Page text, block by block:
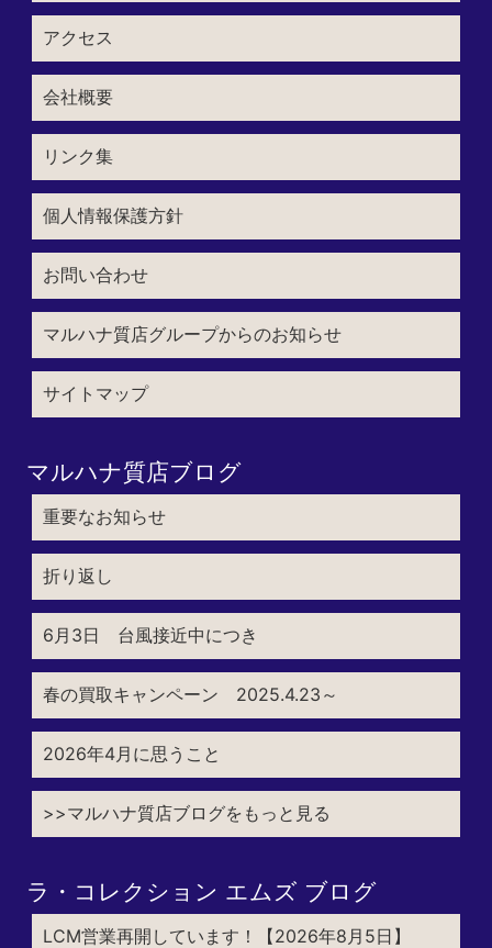
アクセス
会社概要
リンク集
個人情報保護方針
お問い合わせ
マルハナ質店グループからのお知らせ
サイトマップ
マルハナ質店ブログ
重要なお知らせ
折り返し
6月3日 台風接近中につき
春の買取キャンペーン 2025.4.23～
2026年4月に思うこと
>>マルハナ質店ブログをもっと見る
ラ・コレクション エムズ ブログ
LCM営業再開しています！【2026年8月5日】